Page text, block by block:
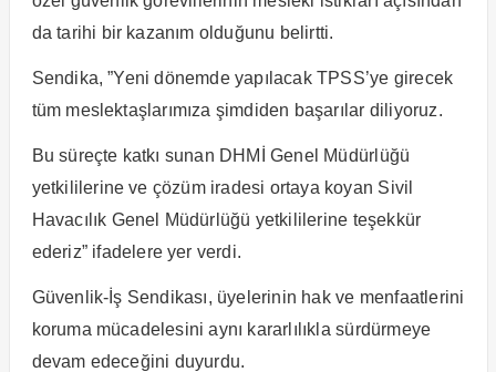
da tarihi bir kazanım olduğunu belirtti.
Sendika, ”Yeni dönemde yapılacak TPSS’ye girecek
tüm meslektaşlarımıza şimdiden başarılar diliyoruz.
Bu süreçte katkı sunan DHMİ Genel Müdürlüğü
yetkililerine ve çözüm iradesi ortaya koyan Sivil
Havacılık Genel Müdürlüğü yetkililerine teşekkür
ederiz” ifadelere yer verdi.
Güvenlik-İş Sendikası, üyelerinin hak ve menfaatlerini
koruma mücadelesini aynı kararlılıkla sürdürmeye
devam edeceğini duyurdu.